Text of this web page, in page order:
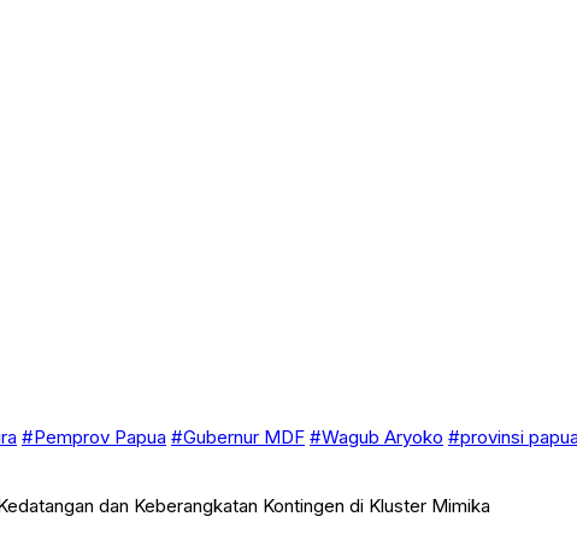
#Pemprov Papua #Gubernur MDF #Wagub Aryoko #provinsi papua
dan Keberangkatan Kontingen di Kluster Mimika